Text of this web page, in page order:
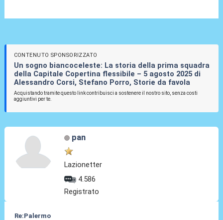
CONTENUTO SPONSORIZZATO
Un sogno biancoceleste: La storia della prima squadra
della Capitale Copertina flessibile – 5 agosto 2025 di
Alessandro Corsi, Stefano Porro, Storie da favola
Acquistando tramite questo link contribuisci a sostenere il nostro sito, senza costi
aggiuntivi per te.
pan
Lazionetter
4.586
Registrato
Re:Palermo